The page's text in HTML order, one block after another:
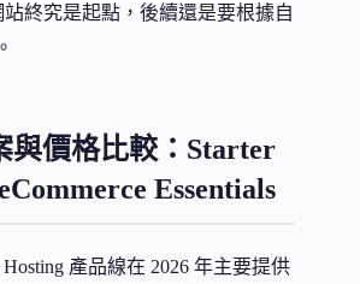
終究是起點，後續還是要根據自
與價格比較：Starter
Essentials
Hosting 產品線在 2026 年主要提供